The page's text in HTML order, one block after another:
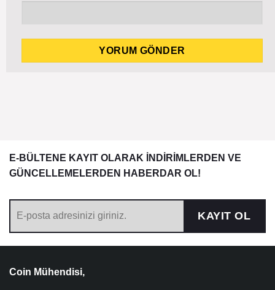
E-BÜLTENE KAYIT OLARAK İNDİRİMLERDEN VE
GÜNCELLEMELERDEN HABERDAR OL!
KAYIT OL
Coin Mühendisi,